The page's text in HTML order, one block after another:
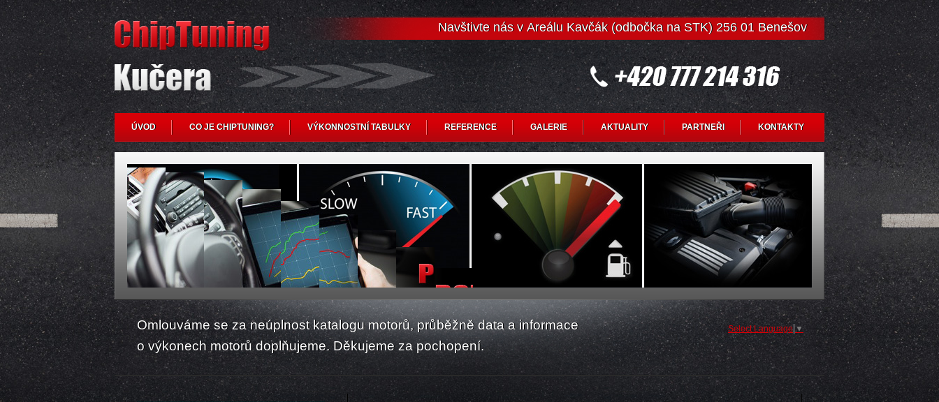
Navštivte nás v Areálu Kavčák (odbočka na STK) 256 01 Benešov
ÚVOD CO JE CHIPTUNING? VÝKONNOSTNÍ TABULKY REFERENCE GALERIE AKTUALITY PARTNEŘI KONTAKTY
Select Language ▼
Omlouváme se za neúplnost katalogu motorů, průběžně data a informace
o výkonech motorů doplňujeme. Děkujeme za pochopení.